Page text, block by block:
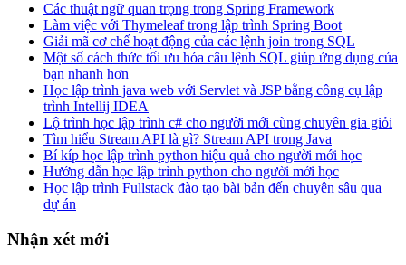
Các thuật ngữ quan trọng trong Spring Framework
Làm việc với Thymeleaf trong lập trình Spring Boot
Giải mã cơ chế hoạt động của các lệnh join trong SQL
Một số cách thức tối ưu hóa câu lệnh SQL giúp ứng dụng của
bạn nhanh hơn
Học lập trình java web với Servlet và JSP bằng công cụ lập
trình Intellij IDEA
Lộ trình học lập trình c# cho người mới cùng chuyên gia giỏi
Tìm hiểu Stream API là gì? Stream API trong Java
Bí kíp học lập trình python hiệu quả cho người mới học
Hướng dẫn học lập trình python cho người mới học
Học lập trình Fullstack đào tạo bài bản đến chuyên sâu qua
dự án
Nhận xét mới